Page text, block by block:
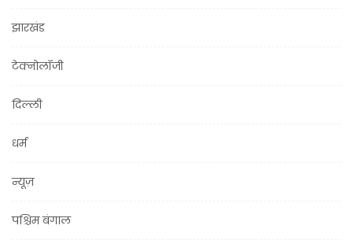
झारखंड
टेक्नोलॉजी
दिल्ली
धर्म
न्यूज़
पश्चिम बंगाल